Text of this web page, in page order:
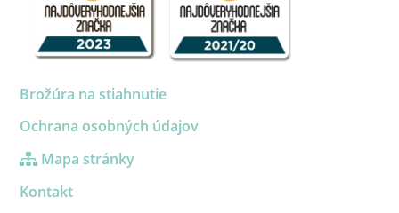
Brožúra na stiahnutie
Ochrana osobných údajov
Mapa stránky
Kontakt